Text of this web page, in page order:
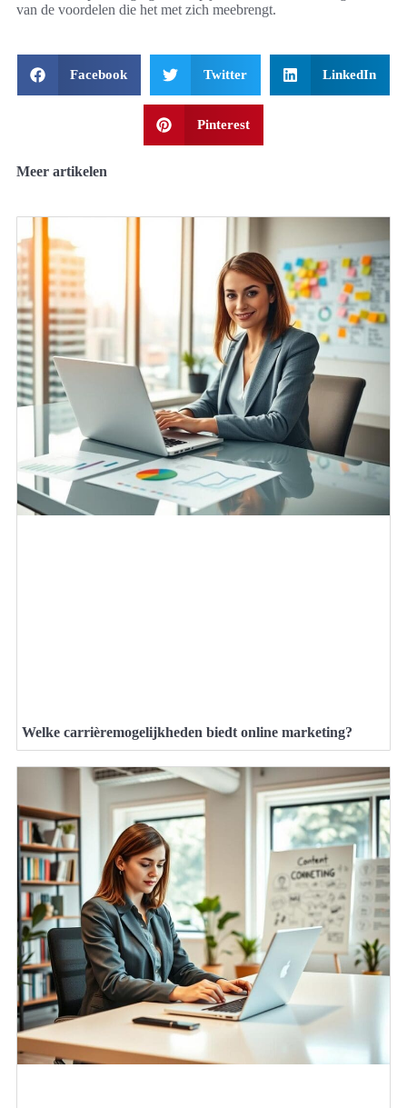
van de voordelen die het met zich meebrengt.
Facebook Twitter LinkedIn
Pinterest
Meer artikelen
Welke carrièremogelijkheden biedt online marketing?